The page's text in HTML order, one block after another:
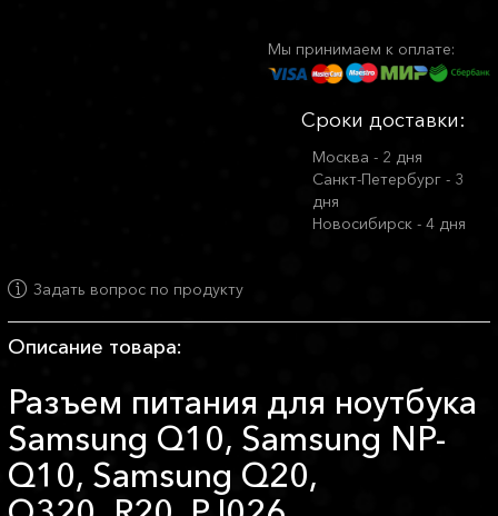
Мы принимаем к оплате:
Сроки доставки:
Москва - 2 дня
Санкт-Петербург - 3
дня
Новосибирск - 4 дня
Задать вопрос по продукту
Описание товара:
Разъем питания для ноутбука
Samsung Q10, Samsung NP-
Q10, Samsung Q20,